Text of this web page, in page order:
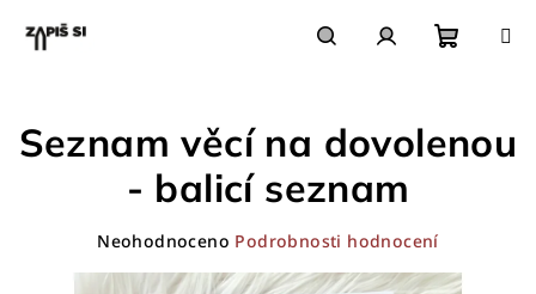
obsah
košík
Seznam věcí na dovolenou
- balicí seznam
Neohodnoceno Podrobnosti hodnocení